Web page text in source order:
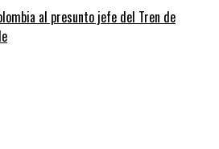
al presunto jefe del Tren de